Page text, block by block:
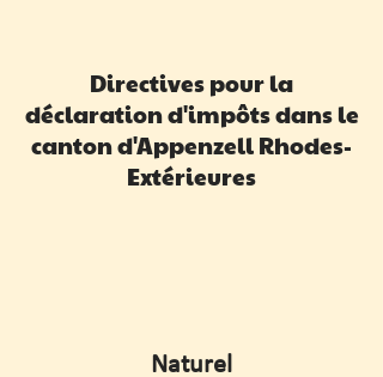
Directives pour la
déclaration d'impôts dans le
canton d'Appenzell Rhodes-
Extérieures
Naturel